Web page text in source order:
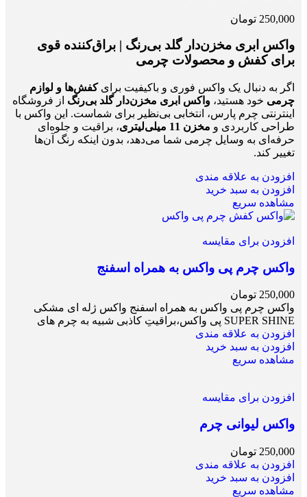
250,000 تومان
واکس ابری مخزن‌دار گلد بی‌رنگ | براق‌کننده قوی
برای کفش و محصولات چرمی
اگر به دنبال یک واکس فوری و باکیفیت برایکفش‌ها و لوازم
چرمی خود هستید، واکس ابری مخزن‌دار گلد بی‌رنگ از فروشگاه
اینترنتی چرم پارس، انتخابی بی‌نظیر برای شماست. این واکس با
طراحی کاربردی و مخزن 11 میلی‌لیتری
، براقیت و جلوه‌ای
حرفه‌ای به وسایل چرمی شما می‌دهد، بدون اینکه رنگ آن‌ها
تغییر کند.
افزودن به علاقه مندی
افزودن به سبد خرید
مشاهده سریع
افزودن برای مقایسه
واکس چرم پی واکس به همراه اسفنج
250,000 تومان
واکس چرم پی واکس به همراه اسفنج واکس ژله ای مشکی
SUPER SHINE پی واکس،براقیتِ کاذبی شبیه به چرم های
افزودن به علاقه مندی
افزودن به سبد خرید
مشاهده سریع
افزودن برای مقایسه
واکس لیوانی چرم
250,000 تومان
افزودن به علاقه مندی
افزودن به سبد خرید
مشاهده سریع